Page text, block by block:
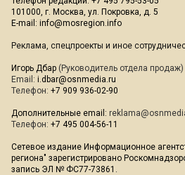
101000, г. Москва, ул. Покровка, д. 5
E-mail: info@mosregion.info
Реклама, спецпроекты и иное
Игорь Дбар (Руководитель отдела продаж)
Email: i.dbar@osnmedia.ru
Телефон: +7 909 936-02-90
Дополнительные email:
Телефон: +7 495 004-56-11
Сетевое издание Информационное
региона" зарегистрировано
запись ЭЛ № ФС77-73861.